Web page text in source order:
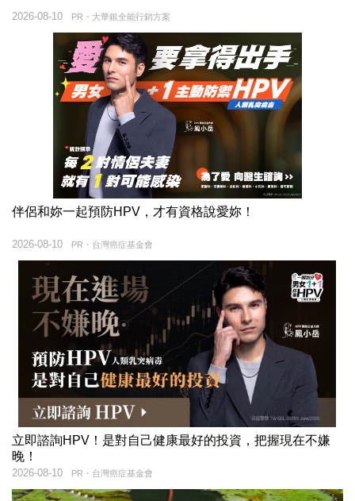
PR・大華銀全能行銷方案
2026-08-10
伴侶和妳一起預防HPV，才有資格說愛妳！
PR・台灣癌症基金會
2026-08-10
立即諮詢HPV！是對自己健康最好的投資，把握現在不嫌
晚！
PR・台灣癌症基金會
2026-08-10